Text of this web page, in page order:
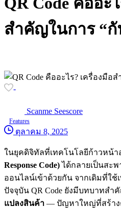
สำคัญในการ “
-
Scanme Seescore
Features
ตุลาคม 8, 2025
ในยุคดิจิทัลที่เทคโนโลยีก้าวหน้า
Response Code)ได้กลายเป็นสะ
ออนไลน์เข้าด้วยกัน จากเดิมที่ใช้
ปัจจุบัน QR Code ยังมีบทบาทสำ
แปลงสินค้า — ปัญหาใหญ่ที่สร้าง